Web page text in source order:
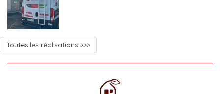
Toutes les réalisations >>>